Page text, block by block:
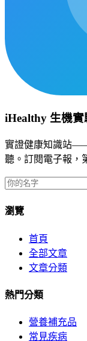
iHealthy 生機實
實證健康知識站
聽。訂閱電子報，
瀏覽
首頁
全部文章
文章分類
熱門分類
營養補充品
常見疾病